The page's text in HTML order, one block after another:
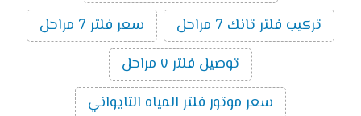
تركيب فلتر تانك 7 مراحل
سعر فلتر 7 مراحل
توصيل فلتر ٧ مراحل
سعر موتور فلتر المياه التايواني